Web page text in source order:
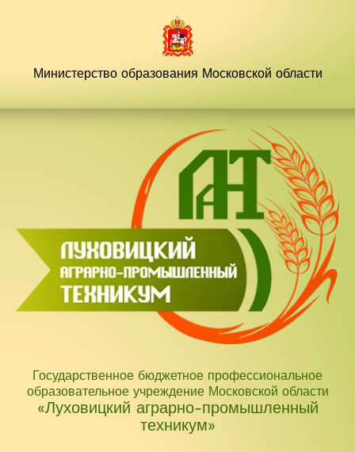
Министерство образования Московской области
Государственное бюджетное профессиональное
образовательное учреждение Московской области
«Луховицкий аграрно-промышленный
техникум»